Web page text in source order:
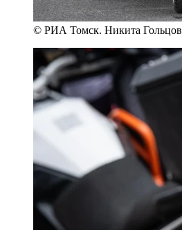
© РИА Томск. Никита Гольцов